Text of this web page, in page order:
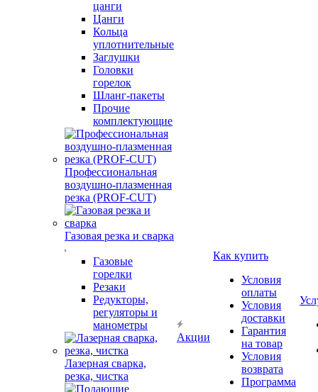
цанги
Цанги
Кольца
уплотнительные
Заглушки
Головки
горелок
Шланг-пакеты
Прочие
комплектующие
Профессиональная
воздушно-плазменная
резка (PROF-CUT)
Газовая резка и сварка
Газовые
горелки
Резаки
Редукторы,
регуляторы и
манометры
Лазерная сварка,
резка, чистка
Акции
Как купить
Условия
оплаты
Условия
доставки
Гарантия
на товар
Условия
возврата
Программа